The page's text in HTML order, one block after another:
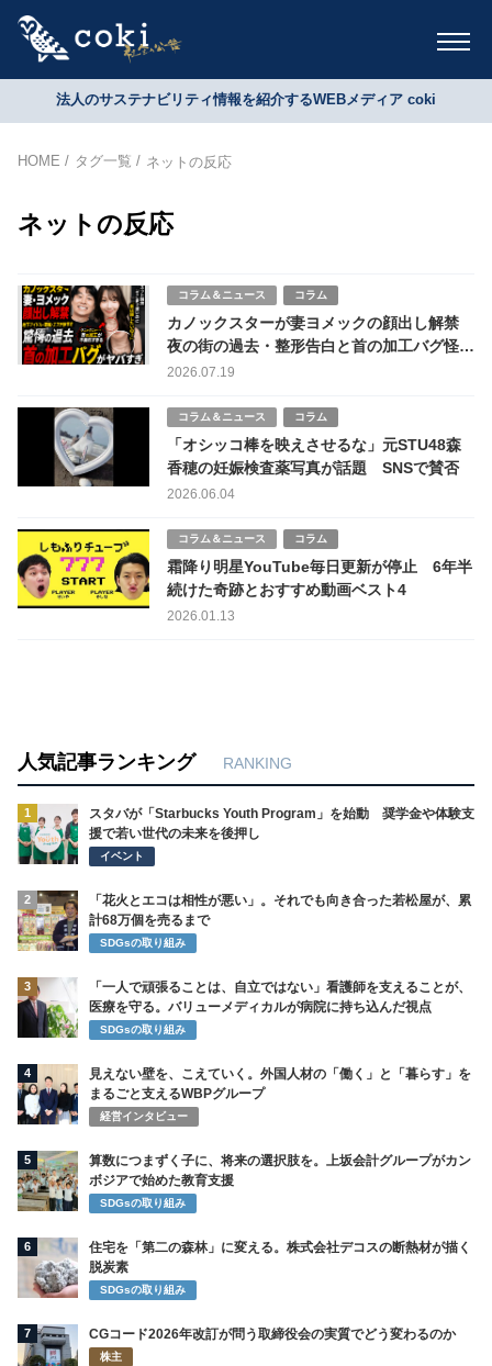
法人のサステナビリティ情報を紹介するWEBメディア coki
HOME タグ一覧 ネットの反応
ネットの反応
コラム＆ニュース コラム
カノックスターが妻ヨメックの顔出し解禁
夜の街の過去・整形告白と首の加工バグ怪現
象にネット騒然！
2026.07.19
コラム＆ニュース コラム
「オシッコ棒を映えさせるな」元STU48森
香穂の妊娠検査薬写真が話題 SNSで賛否
2026.06.04
コラム＆ニュース コラム
霜降り明星YouTube毎日更新が停止 6年半
続けた奇跡とおすすめ動画ベスト4
2026.01.13
人気記事ランキング RANKING
1
スタバが「Starbucks Youth Program」を始動 奨学金や体験支
援で若い世代の未来を後押し
イベント
2
「花火とエコは相性が悪い」。それでも向き合った若松屋が、累
計68万個を売るまで
SDGsの取り組み
3
「一人で頑張ることは、自立ではない」看護師を支えることが、
医療を守る。バリューメディカルが病院に持ち込んだ視点
SDGsの取り組み
4
見えない壁を、こえていく。外国人材の「働く」と「暮らす」を
まるごと支えるWBPグループ
経営インタビュー
5
算数につまずく子に、将来の選択肢を。上坂会計グループがカン
ボジアで始めた教育支援
SDGsの取り組み
6
住宅を「第二の森林」に変える。株式会社デコスの断熱材が描く
脱炭素
SDGsの取り組み
7 CGコード2026年改訂が問う取締役会の実質でどう変わるのか
株主